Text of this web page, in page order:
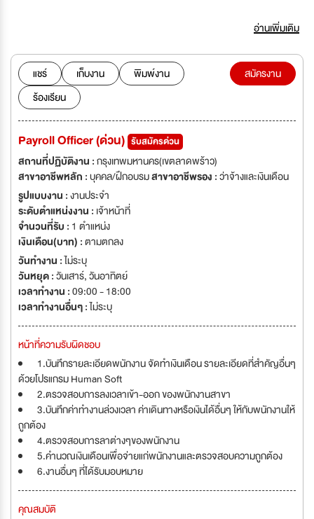
ที่อยากเติบโตในสายงานบริการ และทีมเบื้องหลัง กับองค์กรที่ให้ “มากกว่าแค่การ
ทำงาน” มาร่วมสร้างและพัฒนาองค์กรให้เติบโตอย่างยั่งยืนไปด้วยกัน ทางบริ
ษัทฯ ยินดีต้อนรับทุกท่านเพื่อร่วมเป็นครอบครัวเดียวกันกับพวกเรา
อ่านเพิ่มเติม
แชร์ เก็บงาน
พิมพ์งาน
ร้องเรียน
สมัครงาน
Payroll Officer (ด่วน) รับสมัครด่วน
สถานที่ปฏิบัติงาน :กรุงเทพมหานคร(เขตลาดพร้าว)
สาขาอาชีพหลัก :บุคคล/ฝึกอบรมสาขาอาชีพรอง :ว่าจ้างและเงินเดือน
รูปแบบงาน :งานประจำ
ระดับตำแหน่งงาน : เจ้าหน้าที่
จำนวนที่รับ : 1 ตำแหน่ง
เงินเดือน(บาท) :ตามตกลง
วันทำงาน :ไม่ระบุ
วันหยุด :วันเสาร์,วันอาทิตย์
เวลาทำงาน :09:00 - 18:00
เวลาทำงานอื่นๆ :ไม่ระบุ
หน้าที่ความรับผิดชอบ
1.บันทึกรายละเอียดพนักงาน จัดทำเงินเดือน รายละเอียดที่สำคัญอื่นๆ
ด้วยโปรแกรม Human Soft
2.ตรวจสอบการลงเวลาเข้า-ออก ของพนักงานสาขา
3.บันทึกค่าทำงานล่วงเวลา ค่าเดินทางหรือเงินได้อื่นๆ ให้กับพนักงานให้
ถูกต้อง
4.ตรวจสอบการลาต่างๆของพนักงาน
5.คำนวณเงินเดือนเพื่อจ่ายแก่พนักงานและตรวจสอบความถูกต้อง
6.งานอื่นๆ ที่ได้รับมอบหมาย
คุณสมบัติ